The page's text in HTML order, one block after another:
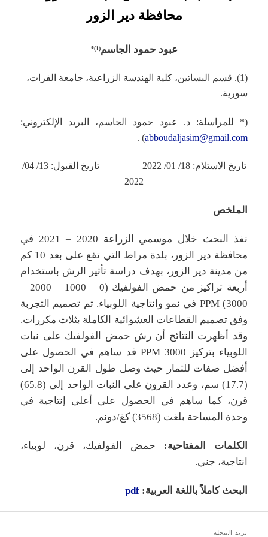
محافظة دير الزور
عبود حمود الجاسم(1)
*
(1). قسم البساتين، كلية الهندسة الزراعية، جامعة الفرات،
سورية.
(* للمراسلة: د. عبود حمود الجاسم، البريد الإلكتروني:
abboudaljasim@gmail.com
) .
تاريخ الاستلام: 18/ 01/ 2022 تاريخ القبول: 13/ 04/
2022
الملخص
نفذ البحث خلال موسمي الزراعة 2020 – 2021 في
محافظة دير الزور، بلدة مراط التي تقع على بعد 10 كم
من مدينة دير الزور، بهدف دراسة تأثير الرش باستخدام
أربعة تراكيز من حمض الفولفيك (0 – 1000 – 2000 –
3000) PPM في نمو وانتاجية اللوبياء. تم تصميم التجربة
وفق تصميم القطاعات العشوائية الكاملة بثلاث مكررات.
وقد أظهرت النتائج أن رش حمض الفولفيك على نبات
اللوبياء بتركيز 3000 PPM قد ساهم في الحصول على
أفضل صفات للثمار حيث وصل طول القرن الواحد إلى
(17.7) سم، وعدد القرون على النبات الواحد إلى (65.8)
قرن، كما ساهم في الحصول على أعلى إنتاجية في
وحدة المساحة بلغت (3568) كغ/دونم.
الكلمات المفتاحية: حمض الفولفيك، قرن، لوبياء،
انتاجية، جني.
البحث كاملاً باللغة العربية:pdf
بريد المجلة